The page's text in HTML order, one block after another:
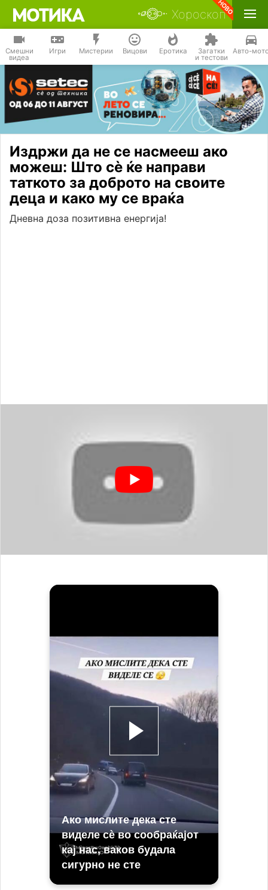
Хороскоп
Смешни
видеа
Игри Мистерии Вицови Еротика Загатки
и тестови
Авто-
Издржи да не се насмееш ако
можеш: Што сѐ ќе направи
таткото за доброто на своите
деца и како му се враќа
Дневна доза позитивна енергија!